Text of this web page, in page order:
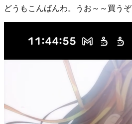
どうもこんばんわ。うお～～買うぞ